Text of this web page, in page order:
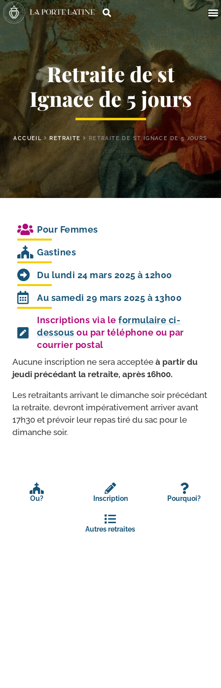
Retraite de st
Ignace de 5 jours
ACCUEIL RETRAITE RETRAITE DE ST IGNACE DE 5 JOURS
Pour Femmes
Gastines
Du lundi 24 mars 2025 à 12h00
Au samedi 29 mars 2025 à 13h00
Inscriptions via le formulaire ci-
dessous ou par téléphone ou par
courrier postal
Aucune ins­crip­tion ne sera accep­tée à par­tir du
jeu­di pré­cé­dant la retraite, après 16h00.
Les retrai­tants arri­vant le dimanche soir pré­cé­dant
la retraite, devront impé­ra­ti­ve­ment arri­ver avant
17h30 et pré­voir leur repas tiré du sac pour le
dimanche soir.
Ou? Inscription Pourquoi?
Autres retraites